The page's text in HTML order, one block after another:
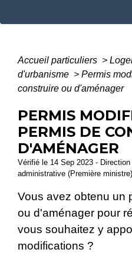
Accueil particuliers >
d'urbanisme > Permis
construire ou d'aménager
PERMIS
PERMIS DE
D'AMÉNAGER
Vérifié le 14 Sep 2023 -
administrative (Première ministre)
Vous avez obtenu un
ou d'aménager pour
vous souhaitez y
modifications ?